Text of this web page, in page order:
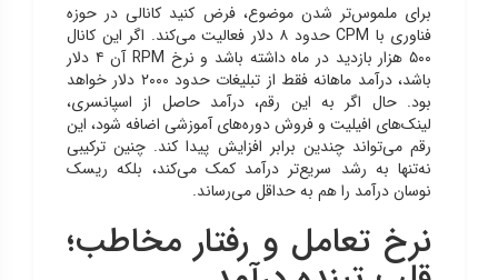
برای ملموس‌تر شدن موضوع، فرض کنید کانالی در حوزه
فناوری با CPM حدود ۸ دلار فعالیت می‌کند. اگر این کانال
۵۰۰ هزار بازدید در ماه داشته باشد و نرخ RPM آن ۴ دلار
باشد، درآمد ماهانه فقط از تبلیغات حدود ۲۰۰۰ دلار خواهد
بود. حال اگر به این رقم، درآمد حاصل از اسپانسری،
لینک‌های افیلیت و فروش دوره‌های آموزشی اضافه شود، این
رقم می‌تواند چندین برابر افزایش پیدا کند. چنین ترکیبی
نه‌تنها به رشد سریع‌تر درآمد کمک می‌کند، بلکه ریسک
نوسان درآمد را هم به حداقل می‌رساند.
نرخ تعامل و رفتار مخاطب؛